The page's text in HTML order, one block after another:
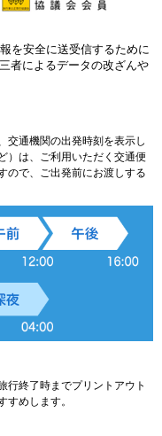
を安全に送受信するために
者によるデータの改ざんや
交通機関の出発時刻を表示し
）は、ご利用いただく交通便
ので、ご出発前にお渡しする
行終了時までプリントアウト
すめします。